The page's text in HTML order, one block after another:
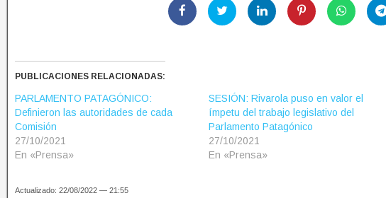
PUBLICACIONES RELACIONADAS:
PARLAMENTO PATAGÓNICO:
Definieron las autoridades de cada
Comisión
27/10/2021
En «Prensa»
SESIÓN: Rivarola puso en valor el
ímpetu del trabajo legislativo del
Parlamento Patagónico
27/10/2021
En «Prensa»
Actualizado: 22/08/2022 — 21:55